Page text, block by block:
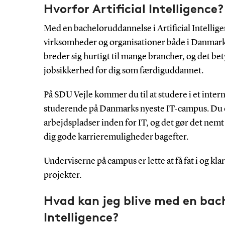
Hvorfor Artificial Intelligence?
Med en bacheloruddannelse i Artificial
virksomheder og organisationer både i
breder sig hurtigt til mange brancher, og det
jobsikkerhed for dig som færdiguddannet.
På SDU Vejle kommer du til at studere i et
studerende på Danmarks nyeste IT-campus.
arbejdspladser inden for IT, og det gør det
dig gode karrieremuligheder bagefter.
Underviserne på campus er lette at få fat i og
projekter.
Hvad kan jeg blive med en
Intelligence?